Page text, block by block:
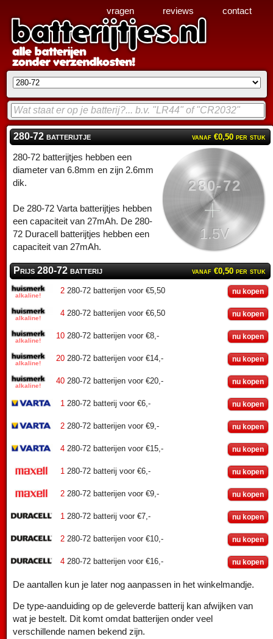
280-72 batterijtje vanaf €0,50 per stuk
280-72
1.5V
280-72 batterijtjes hebben een
diameter van 6.8mm en zijn 2.6mm
dik.
De 280-72 Varta batterijtjes hebben
een capaciteit van 27mAh. De 280-
72 Duracell batterijtjes hebben een
capaciteit van 27mAh.
Prijs 280-72 batterij vanaf €0,50 per stuk
2 280-72 batterijen voor €5,50 nu kopen
4 280-72 batterijen voor €6,50 nu kopen
10 280-72 batterijen voor €8,- nu kopen
20 280-72 batterijen voor €14,- nu kopen
40 280-72 batterijen voor €20,- nu kopen
1 280-72 batterij voor €6,- nu kopen
2 280-72 batterijen voor €9,- nu kopen
4 280-72 batterijen voor €15,- nu kopen
1 280-72 batterij voor €6,- nu kopen
2 280-72 batterijen voor €9,- nu kopen
1 280-72 batterij voor €7,- nu kopen
2 280-72 batterijen voor €10,- nu kopen
4 280-72 batterijen voor €16,- nu kopen
De aantallen kun je later nog aanpassen in het winkelmandje.
De type-aanduiding op de geleverde batterij kan afwijken van
wat je bestelt. Dit komt omdat batterijen onder veel
verschillende namen bekend zijn.
vragen reviews contact